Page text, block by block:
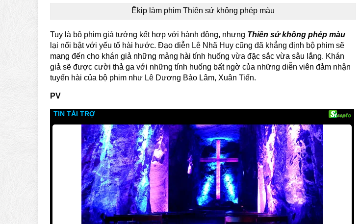
Êkip làm phim Thiên sứ không phép màu
Tuy là bộ phim giả tưởng kết hợp với hành động, nhưng Thiên sứ không phép màu
lại nổi bật với yếu tố hài hước. Đạo diễn Lê Nhã Huy cũng đã khẳng định bộ phim sẽ
mang đến cho khán giả những mảng hài tính huống vừa đặc sắc vừa sâu lắng. Khán
giả sẽ được cười thả ga với những tính huống bất ngờ của những diễn viên đảm nhận
tuyến hài của bộ phim như Lê Dương Bảo Lâm, Xuân Tiến.
PV